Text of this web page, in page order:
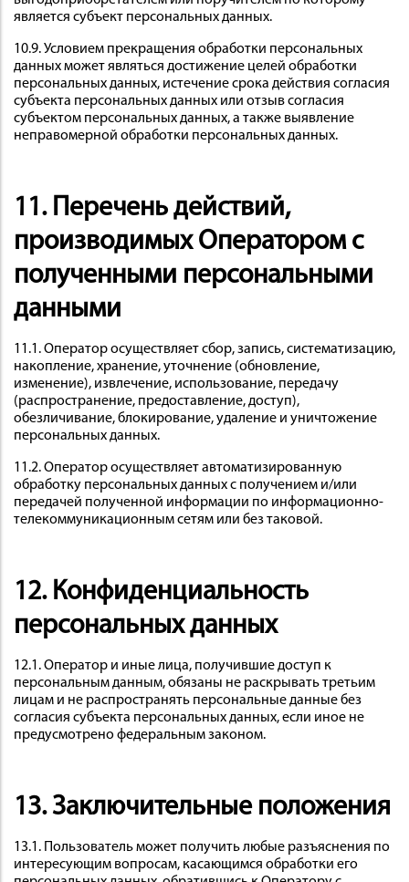
является субъект персональных данных.
10.9. Условием прекращения обработки персональных
данных может являться достижение целей обработки
персональных данных, истечение срока действия согласия
субъекта персональных данных или отзыв согласия
субъектом персональных данных, а также выявление
неправомерной обработки персональных данных.
11. Перечень действий,
производимых Оператором с
полученными персональными
данными
11.1. Оператор осуществляет сбор, запись, систематизацию,
накопление, хранение, уточнение (обновление,
изменение), извлечение, использование, передачу
(распространение, предоставление, доступ),
обезличивание, блокирование, удаление и уничтожение
персональных данных.
11.2. Оператор осуществляет автоматизированную
обработку персональных данных с получением и/или
передачей полученной информации по информационно-
телекоммуникационным сетям или без таковой.
12. Конфиденциальность
персональных данных
12.1. Оператор и иные лица, получившие доступ к
персональным данным, обязаны не раскрывать третьим
лицам и не распространять персональные данные без
согласия субъекта персональных данных, если иное не
предусмотрено федеральным законом.
13. Заключительные положения
13.1. Пользователь может получить любые разъяснения по
интересующим вопросам, касающимся обработки его